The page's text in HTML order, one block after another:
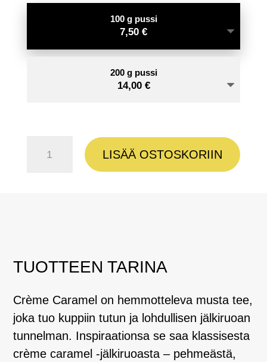
100 g pussi
7,50 €
200 g pussi
14,00 €
LISÄÄ OSTOSKORIIN
TUOTTEEN TARINA
Crème Caramel on hemmotteleva musta tee,
joka tuo kuppiin tutun ja lohdullisen jälkiruoan
tunnelman. Inspiraationsa se saa klassisesta
crème caramel -jälkiruoasta – pehmeästä,